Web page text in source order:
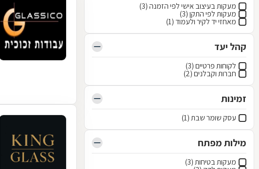
מעקות בעיצוב אישי לפי הזמנה (3)
מעקות לפי התקן (3)
מאחזי יד לקיר ולעמוד (1)
קהל יעד
לקוחות פרטיים (3)
חברות וקבלנים (2)
זמינות
עסק שומר שבת (1)
מילות מפתח
מעקות בטיחות (3)